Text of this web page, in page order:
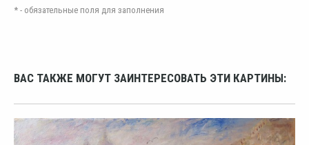
* - обязательные поля для заполнения
ВАС ТАКЖЕ МОГУТ ЗАИНТЕРЕСОВАТЬ ЭТИ КАРТИНЫ: